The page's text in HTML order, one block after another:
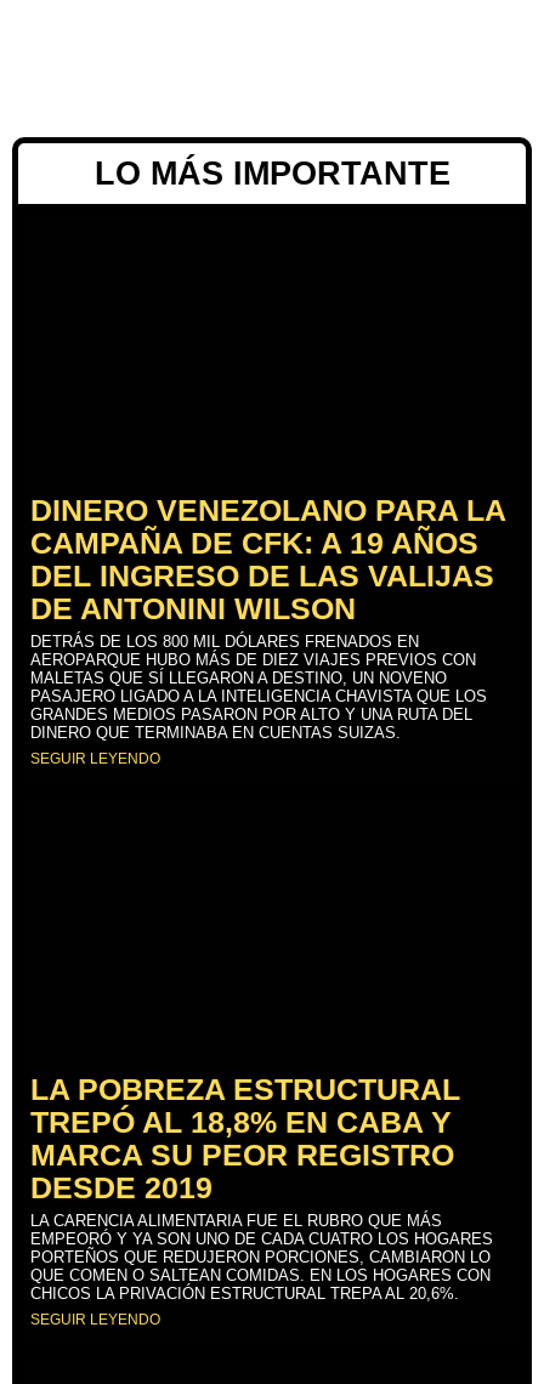
LO MÁS IMPORTANTE
DINERO VENEZOLANO PARA LA
CAMPAÑA DE CFK: A 19 AÑOS
DEL INGRESO DE LAS VALIJAS
DE ANTONINI WILSON
DETRÁS DE LOS 800 MIL DÓLARES FRENADOS EN
AEROPARQUE HUBO MÁS DE DIEZ VIAJES PREVIOS CON
MALETAS QUE SÍ LLEGARON A DESTINO, UN NOVENO
PASAJERO LIGADO A LA INTELIGENCIA CHAVISTA QUE LOS
GRANDES MEDIOS PASARON POR ALTO Y UNA RUTA DEL
DINERO QUE TERMINABA EN CUENTAS SUIZAS.
SEGUIR LEYENDO
LA POBREZA ESTRUCTURAL
TREPÓ AL 18,8% EN CABA Y
MARCA SU PEOR REGISTRO
DESDE 2019
LA CARENCIA ALIMENTARIA FUE EL RUBRO QUE MÁS
EMPEORÓ Y YA SON UNO DE CADA CUATRO LOS HOGARES
PORTEÑOS QUE REDUJERON PORCIONES, CAMBIARON LO
QUE COMEN O SALTEAN COMIDAS. EN LOS HOGARES CON
CHICOS LA PRIVACIÓN ESTRUCTURAL TREPA AL 20,6%.
SEGUIR LEYENDO